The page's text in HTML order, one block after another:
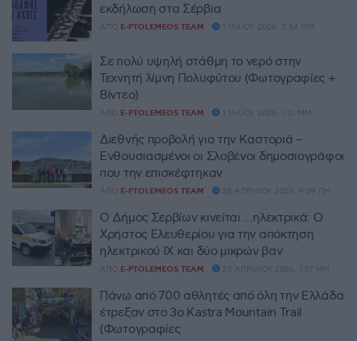
εκδήλωση στα Σέρβια
ΑΠΌ E-PTOLEMEOS TEAM 1 ΜΑΪ́ΟΥ 2026, 5:34 ΜΜ
Σε πολύ υψηλή στάθμη το νερό στην
Τεχνητή λίμνη Πολυφύτου (Φωτογραφίες +
Βίντεο)
ΑΠΌ E-PTOLEMEOS TEAM 1 ΜΑΪ́ΟΥ 2026, 1:21 ΜΜ
Διεθνής προβολή για την Καστοριά –
Ενθουσιασμένοι οι Σλοβένοι δημοσιογράφοι
που την επισκέφτηκαν
ΑΠΌ E-PTOLEMEOS TEAM 28 ΑΠΡΙΛΊΟΥ 2026, 9:09 ΠΜ
Ο Δήμος Σερβίων κινείται …ηλεκτρικά: Ο
Χρήστος Ελευθερίου για την απόκτηση
ηλεκτρικού ΙΧ και δύο μικρών βαν
ΑΠΌ E-PTOLEMEOS TEAM 23 ΑΠΡΙΛΊΟΥ 2026, 1:07 ΜΜ
Πάνω από 700 αθλητές από όλη την Ελλάδα
έτρεξαν στο 3ο Kastra Mountain Trail
(Φωτογραφίες